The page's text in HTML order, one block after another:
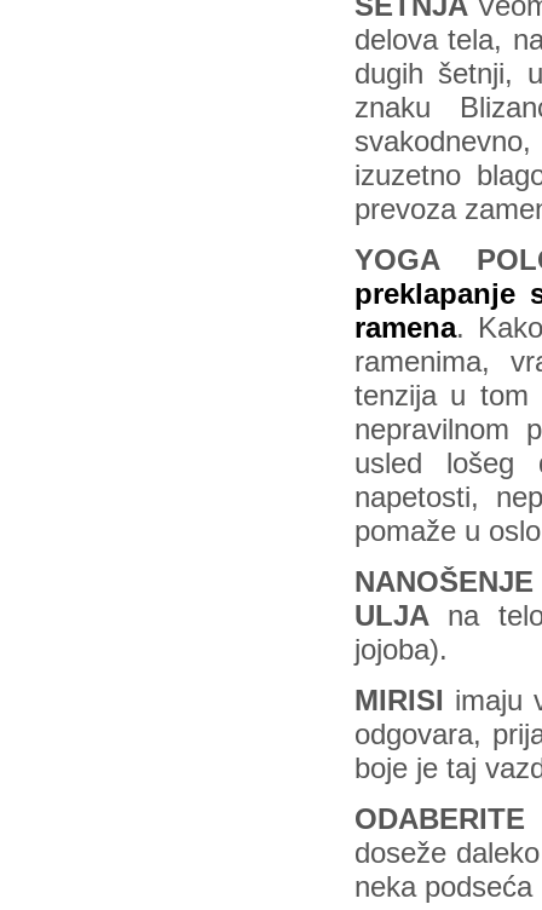
ŠETNJA
delova tela,
dugih šetnji,
znaku
izuzetno
prevoza
YOGA
preklapanje
ramena.
ramenima,
tenzija u tom
nepravilnom
usled lošeg
napetosti,
pomaže u
ULJA na
jojoba).
MIRISI imaju
odgovara,
boje je taj
doseže
neka podseća